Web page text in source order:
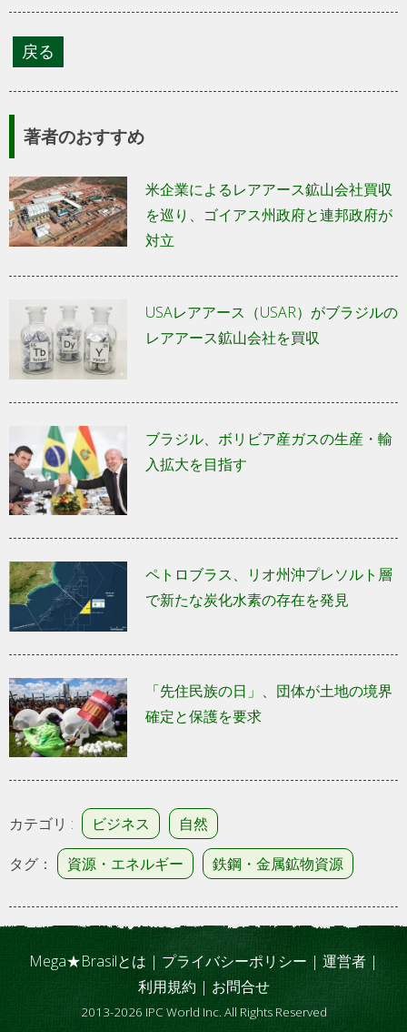
著者のおすすめ
米企業によるレアアース鉱山会社買収
を巡り、ゴイアス州政府と連邦政府が
対立
USAレアアース（USAR）がブラジルの
レアアース鉱山会社を買収
ブラジル、ボリビア産ガスの生産・輸
入拡大を目指す
ペトロブラス、リオ州沖プレソルト層
で新たな炭化水素の存在を発見
「先住民族の日」、団体が土地の境界
確定と保護を要求
カテゴリ : ビジネス
自然
タグ：
資源・エネルギー 鉄鋼・金属鉱物資源
Mega★Brasilとは | プライバシーポリシー | 運営者 |
利用規約 | お問合せ
2013-2026 IPC World Inc. All Rights Reserved